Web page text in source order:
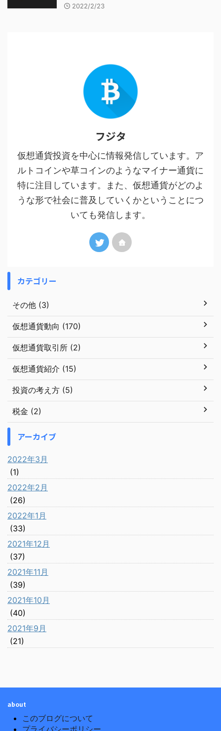
2022/2/23
フジタ
仮想通貨投資を中心に情報発信しています。ア
ルトコインや草コインのようなマイナー通貨に
特に注目しています。また、仮想通貨がどのよ
うな形で社会に普及していくかということにつ
いても発信します。
カテゴリー
その他 (3)
仮想通貨動向 (170)
仮想通貨取引所 (2)
仮想通貨紹介 (15)
投資の考え方 (5)
税金 (2)
アーカイブ
2022年3月
(1)
2022年2月
(26)
2022年1月
(33)
2021年12月
(37)
2021年11月
(39)
2021年10月
(40)
2021年9月
(21)
about
このブログについて